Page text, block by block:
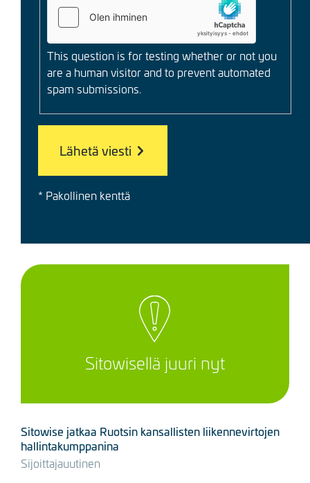
This question is for testing whether or not you
are a human visitor and to prevent automated
spam submissions.
* Pakollinen kenttä
Sitowisellä juuri nyt
Sitowise jatkaa Ruotsin kansallisten liikennevirtojen
hallintakumppanina
Sijoittajauutinen